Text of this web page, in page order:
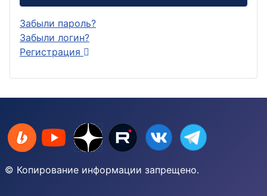
Забыли пароль?
Забыли логин?
Регистрация
© Копирование информации запрещено.